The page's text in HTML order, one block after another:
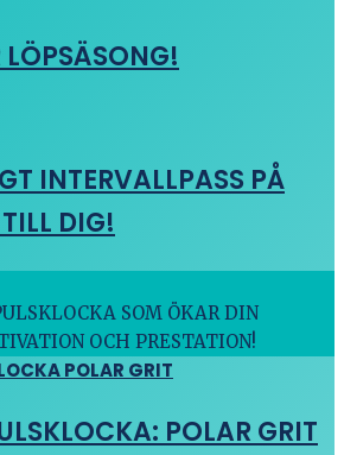
LÖPSÄSONG!
INTERVALLPASS PÅ
DIG!
SOM ÖKAR DIN
OCH PRESTATION!
POLAR GRIT